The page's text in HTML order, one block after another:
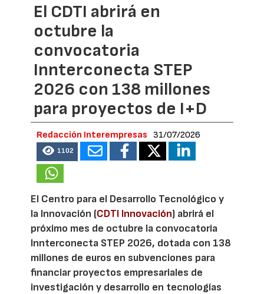
El CDTI abrirá en
octubre la
convocatoria
Innterconecta STEP
2026 con 138 millones
para proyectos de I+D
Redacción Interempresas 31/07/2026
1102
El Centro para el Desarrollo Tecnológico y
la Innovación (CDTI Innovación) abrirá el
próximo mes de octubre la convocatoria
Innterconecta STEP 2026, dotada con 138
millones de euros en subvenciones para
financiar proyectos empresariales de
investigación y desarrollo en tecnologías